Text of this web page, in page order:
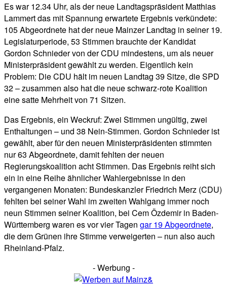
Es war 12.34 Uhr, als der neue Landtagspräsident Matthias
Lammert das mit Spannung erwartete Ergebnis verkündete:
105 Abgeordnete hat der neue Mainzer Landtag in seiner 19.
Legislaturperiode, 53 Stimmen brauchte der Kandidat
Gordon Schnieder von der CDU mindestens, um als neuer
Ministerpräsident gewählt zu werden. Eigentlich kein
Problem: Die CDU hält im neuen Landtag 39 Sitze, die SPD
32 – zusammen also hat die neue schwarz-rote Koalition
eine satte Mehrheit von 71 Sitzen.
Das Ergebnis, ein Weckruf: Zwei Stimmen ungültig, zwei
Enthaltungen – und 38 Nein-Stimmen. Gordon Schnieder ist
gewählt, aber für den neuen Ministerpräsidenten stimmten
nur 63 Abgeordnete, damit fehlten der neuen
Regierungskoalition acht Stimmen. Das Ergebnis reiht sich
ein in eine Reihe ähnlicher Wahlergebnisse in den
vergangenen Monaten: Bundeskanzler Friedrich Merz (CDU)
fehlten bei seiner Wahl im zweiten Wahlgang immer noch
neun Stimmen seiner Koalition, bei Cem Özdemir in Baden-
Württemberg waren es vor vier Tagen gar 19 Abgeordnete,
die dem Grünen ihre Stimme verweigerten – nun also auch
Rheinland-Pfalz.
- Werbung -